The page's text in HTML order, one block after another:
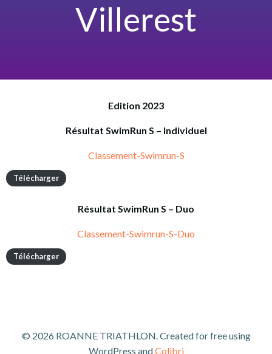
Villerest
Edition 2023
Résultat SwimRun S – Individuel
Classement-Swimrun-S
Télécharger
Résultat SwimRun S – Duo
Classement-Swimrun-S-Duo
Télécharger
© 2026 ROANNE TRIATHLON. Created for free using
WordPress andColibri